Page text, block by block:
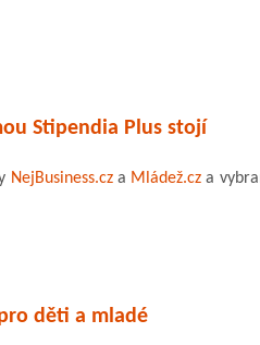
Stipendia Plus stojí
NejBusiness.cza Mládež.cz a
děti a mladé